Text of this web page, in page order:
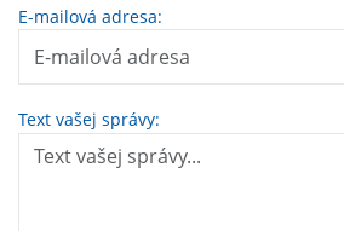
E-mailová adresa:
Text vašej správy: